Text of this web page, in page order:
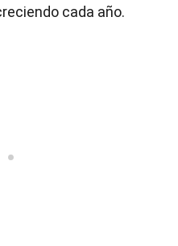
cada año.